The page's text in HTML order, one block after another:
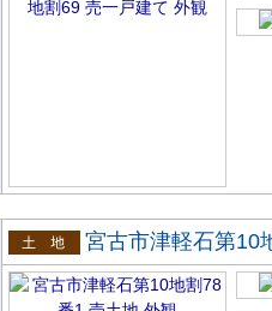
売土地
宮古市津軽石第10